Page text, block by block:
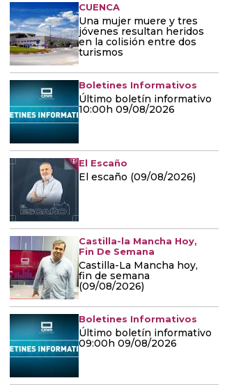
CUENCA
Una mujer muere y tres
jóvenes resultan heridos
en la colisión entre dos
turismos
Boletines Informativos
Último boletín informativo
10:00h 09/08/2026
El Escaño
El escaño (09/08/2026)
Castilla-la Mancha Hoy,
Fin De Semana
Castilla-La Mancha hoy,
fin de semana
(09/08/2026)
Boletines Informativos
Último boletín informativo
09:00h 09/08/2026